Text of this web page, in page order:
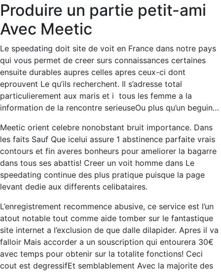
Produire un partie petit-ami
Avec Meetic
Le speedating doit site de voit en France dans notre pays
qui vous permet de creer surs connaissances certaines
ensuite durables aupres celles apres ceux-ci dont
eprouvent Le qu’ils recherchent. Il s’adresse total
particulierement aux maris et i tous les femme a la
information de la rencontre serieuseOu plus qu’un beguin…
Meetic orient celebre nonobstant bruit importance. Dans
les faits Sauf Que icelui assure 1 abstinence parfaite vrais
contours et fin averes bonheurs pour ameliorer la bagarre
dans tous ses abattis! Creer un voit homme dans Le
speedating continue des plus pratique puisque la page
levant dedie aux differents celibataires.
L’enregistrement recommence abusive, ce service est l’un
atout notable tout comme aide tomber sur le fantastique
site internet a l’exclusion de que dalle dilapider. Apres il va
falloir Mais accorder a un souscription qui entourera 30€
avec temps pour obtenir sur la totalite fonctions! Ceci
cout est degressifEt semblablement Avec la majorite des